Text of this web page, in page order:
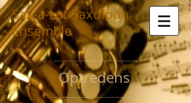
Sax-a-Lot Saxofoon
Ensemble
Optredens